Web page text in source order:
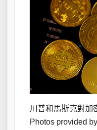
川普和馬斯克對加
Photos provided